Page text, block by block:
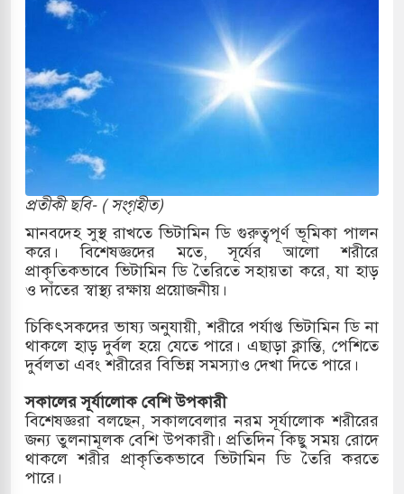
হামলায় ছাত্রদল ও ছাত্রলীগের আচরণ ইসরায়েলের
পথে ইসরায়েলীরা,হাতছাড়ার ঝুঁকিতে জরুরি
পাহাড়ি ঢলে ফুঁসে উঠেছে তিস্তা
মুক্তির দাবিতে পাকিস্তানজুড়ে পিটিআইয়ের আজ
কোরিয়ার ক্ষেপণাস্ত্র ইউনিট মোতায়েন করা হয়েছে:
স্মৃতি জাদুঘরের উদ্বোধন প্রধানমন্ত্রীর
ইয়েমেন উপকূলে হামলার শিকার ভারতীয় জাহাজ
পর্যালোচনায় পোশাক রপ্তানিতে দ্বিতীয় স্থানে বাংলাদেশ
প্রতীকী ছবি- ( সংগৃহীত)
মানবদেহ সুস্থ রাখতে ভিটামিন ডি গুরুত্বপূর্ণ ভূমিকা পালন
করে। বিশেষজ্ঞদের মতে, সূর্যের আলো শরীরে
প্রাকৃতিকভাবে ভিটামিন ডি তৈরিতে সহায়তা করে, যা হাড়
ও দাঁতের স্বাস্থ্য রক্ষায় প্রয়োজনীয়।
চিকিৎসকদের ভাষ্য অনুযায়ী, শরীরে পর্যাপ্ত ভিটামিন ডি না
থাকলে হাড় দুর্বল হয়ে যেতে পারে। এছাড়া ক্লান্তি, পেশিতে
দুর্বলতা এবং শরীরের বিভিন্ন সমস্যাও দেখা দিতে পারে।
সকালের সূর্যালোক বেশি উপকারী
বিশেষজ্ঞরা বলছেন, সকালবেলার নরম সূর্যালোক শরীরের
জন্য তুলনামূলক বেশি উপকারী। প্রতিদিন কিছু সময় রোদে
থাকলে শরীর প্রাকৃতিকভাবে ভিটামিন ডি তৈরি করতে
পারে।